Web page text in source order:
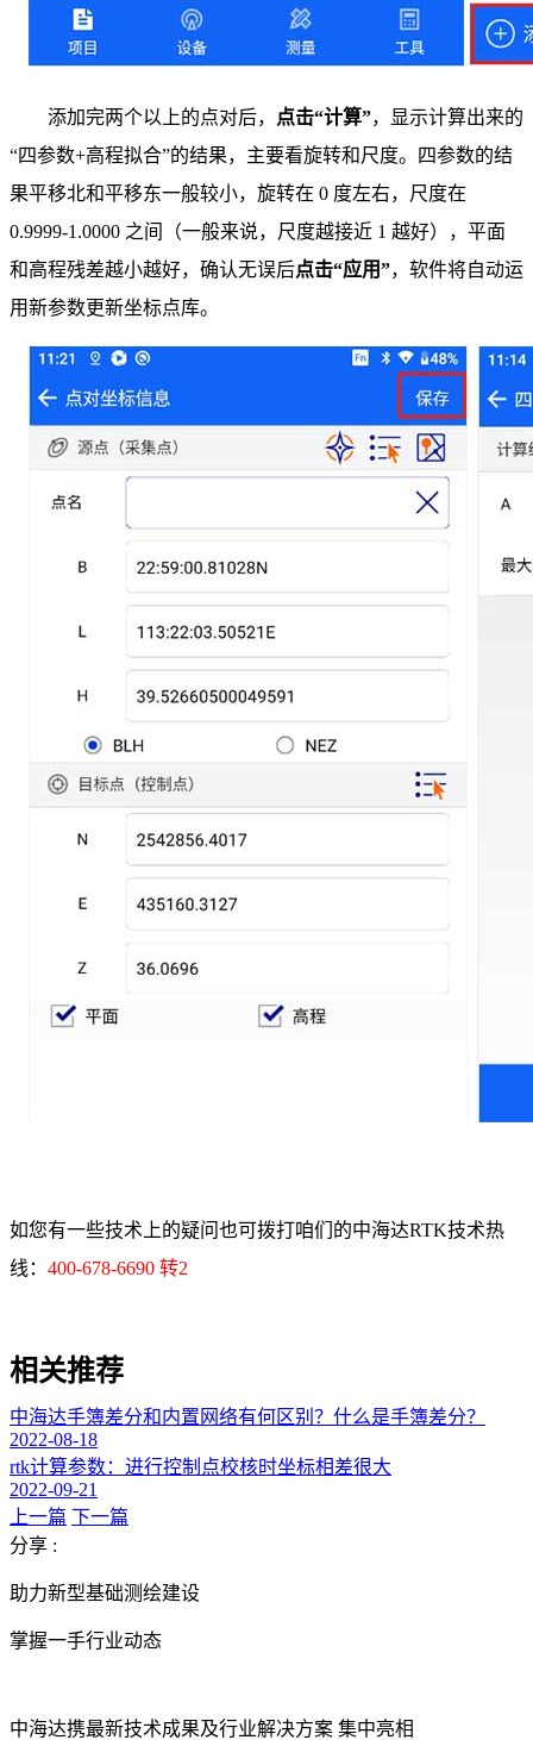
添加完两个以上的点对后， 点击“计算”，显示计算出来的
“四参数+高程拟合”的结果，主要看旋转和尺度。四参数的结
果平移北和平移东一般较小，旋转在 0 度左右，尺度在
0.9999-1.0000 之间（一般来说，尺度越接近 1 越好），平面
和高程残差越小越好，确认无误后点击“应用”，软件将自动运
用新参数更新坐标点库。
如您有一些技术上的疑问也可拨打咱们的中海达RTK技术热
线： 400-678-6690 转2
相关推荐
中海达手簿差分和内置网络有何区别？什么是手簿差分？
2022-08-18
rtk计算参数：进行控制点校核时坐标相差很大
2022-09-21
上一篇 下一篇
分享 :
助力新型基础测绘建设
掌握一手行业动态
中海达携最新技术成果及行业解决方案 集中亮相